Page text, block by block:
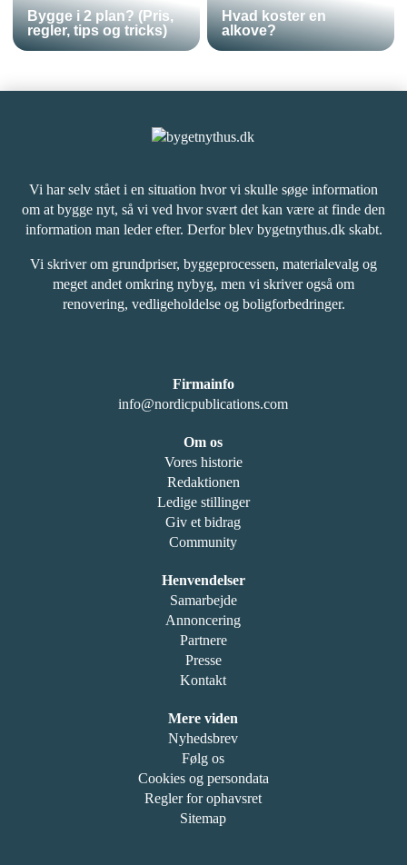
Bygge i 2 plan? (Pris,
regler, tips og tricks)
Hvad koster en
alkove?
Vi har selv stået i en situation hvor vi skulle søge information
om at bygge nyt, så vi ved hvor svært det kan være at finde den
information man leder efter. Derfor blev bygetnythus.dk skabt.
Vi skriver om grundpriser, byggeprocessen, materialevalg og
meget andet omkring nybyg, men vi skriver også om
renovering, vedligeholdelse og boligforbedringer.
Firmainfo
info@nordicpublications.com
Om os
Vores historie
Redaktionen
Ledige stillinger
Giv et bidrag
Community
Henvendelser
Samarbejde
Annoncering
Partnere
Presse
Kontakt
Mere viden
Nyhedsbrev
Følg os
Cookies og persondata
Regler for ophavsret
Sitemap